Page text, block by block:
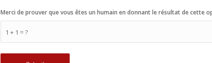
1 + 1 = ?
Merci de prouver que vous êtes un humain en donnant le résultat de cette